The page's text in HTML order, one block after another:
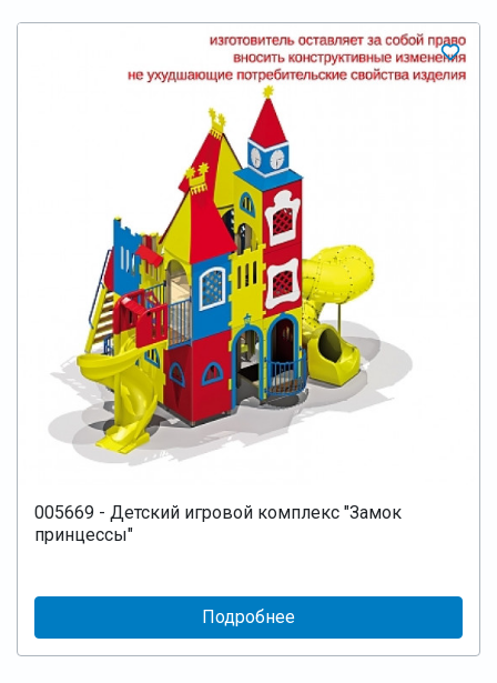
005669 - Детский игровой комплекс "Замок
принцессы"
Подробнее